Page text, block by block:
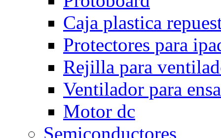
Caja plastica
Protectores para
Rejilla para
Ventilador para
Motor dc
Semiconductores